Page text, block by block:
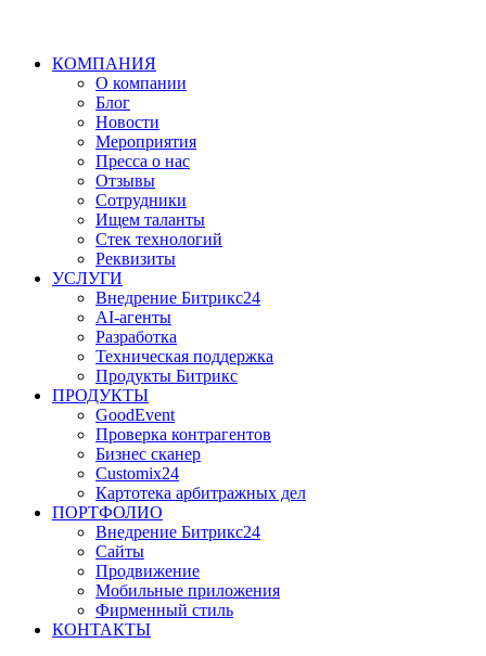
КОМПАНИЯ
О компании
Блог
Новости
Мероприятия
Пресса о нас
Отзывы
Сотрудники
Ищем таланты
Стек технологий
Реквизиты
УСЛУГИ
Внедрение Битрикс24
AI-агенты
Разработка
Техническая поддержка
Продукты Битрикс
ПРОДУКТЫ
GoodEvent
Проверка контрагентов
Бизнес сканер
Customix24
Картотека арбитражных дел
ПОРТФОЛИО
Внедрение Битрикс24
Сайты
Продвижение
Мобильные приложения
Фирменный стиль
КОНТАКТЫ